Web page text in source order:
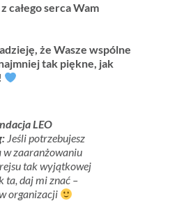
całego serca Wam
że Wasze wspólne
tak piękne, jak
LEO
Jeśli potrzebujesz
w zaaranżowaniu
tak wyjątkowej
ta, daj mi znać –
organizacji